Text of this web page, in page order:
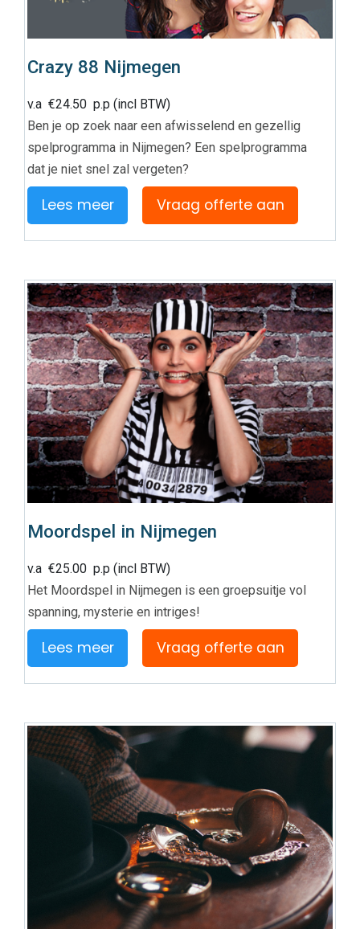
Crazy 88 Nijmegen
v.a€24.50 p.p (incl BTW)
Ben je op zoek naar een afwisselend en gezellig
spelprogramma in Nijmegen? Een spelprogramma
dat je niet snel zal vergeten?
Lees meer Vraag offerte aan
Moordspel in Nijmegen
v.a€25.00 p.p (incl BTW)
Het Moordspel in Nijmegen is een groepsuitje vol
spanning, mysterie en intriges!
Lees meer Vraag offerte aan